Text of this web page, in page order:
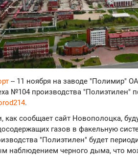
-- 11 ноября на заводе "Полимир"
№104 производства "Полиэтилен"
.
как сообщает сайт Новополоцка,
газов в факельную
"Полиэтилен" будет
наблюдением черного дыма, что